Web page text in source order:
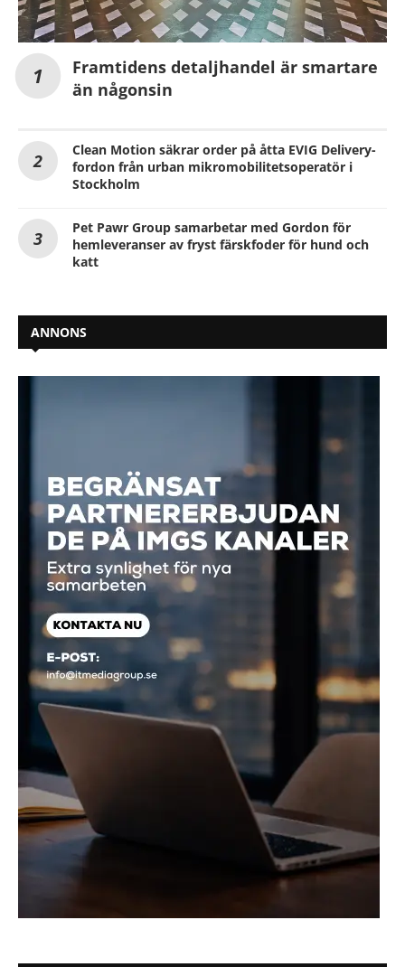
Framtidens detaljhandel är smartare
än någonsin
Clean Motion säkrar order på åtta EVIG Delivery-
fordon från urban mikromobilitetsoperatör i
Stockholm
Pet Pawr Group samarbetar med Gordon för
hemleveranser av fryst färskfoder för hund och
katt
ANNONS